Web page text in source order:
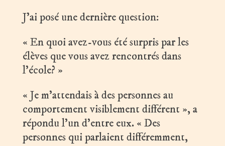
J’ai posé une dernière question:
« En quoi avez-vous été surpris par les
élèves que vous avez rencontrés dans
l’école? »
« Je m’attendais à des personnes au
comportement visiblement différent », a
répondu l’un d’entre eux. « Des
personnes qui parlaient différemment,